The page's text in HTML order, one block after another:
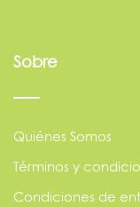
Sobre
Quiénes Somos
Términos y
Condiciones de